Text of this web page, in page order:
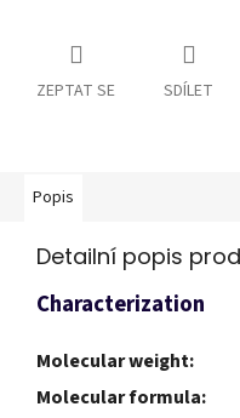
ZEPTAT SE SDÍLET
Popis
Detailní popis
Characterization
Molecular weight:
Molecular formula: